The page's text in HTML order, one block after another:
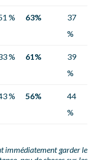
% 63%
37
%
% 61%
39
%
% 56%
44
%
immédiatement garder le